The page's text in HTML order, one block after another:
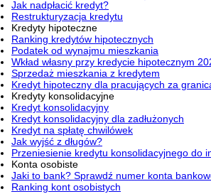
Jak nadpłacić kredyt?
Restrukturyzacja kredytu
Kredyty hipoteczne
Ranking kredytów hipotecznych
Podatek od wynajmu mieszkania
Wkład własny przy kredycie hipotecznym
Sprzedaż mieszkania z kredytem
Kredyt hipoteczny dla pracujących za
Kredyty konsolidacyjne
Kredyt konsolidacyjny
Kredyt konsolidacyjny dla zadłużonych
Kredyt na spłatę chwilówek
Jak wyjść z długów?
Przeniesienie kredytu konsolidacyjnego do
Konta osobiste
Jaki to bank? Sprawdź numer konta
Ranking kont osobistych